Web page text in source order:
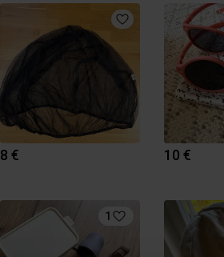
8 € 10 €
1